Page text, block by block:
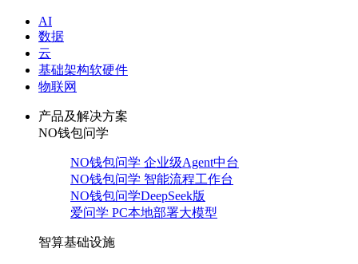
AI
数据
云
基础架构软硬件
物联网
产品及解决方案
NO钱包问学
NO钱包问学 企业级Agent中台
NO钱包问学 智能流程工作台
NO钱包问学DeepSeek版
爱问学 PC本地部署大模型
智算基础设施